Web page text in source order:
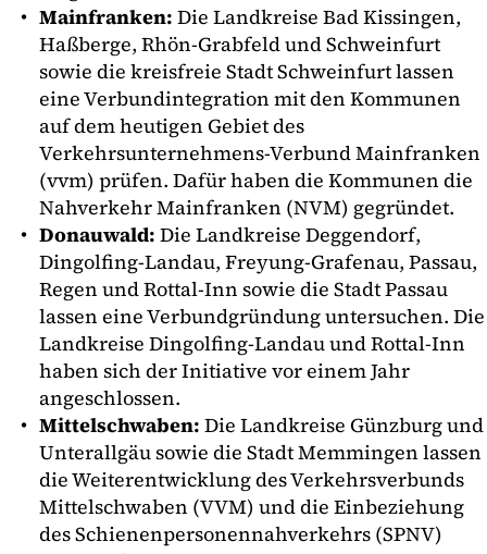
Mainfranken: Die Landkreise Bad Kissingen,
Haßberge, Rhön-Grabfeld und Schweinfurt
sowie die kreisfreie Stadt Schweinfurt lassen
eine Verbundintegration mit den Kommunen
auf dem heutigen Gebiet des
Verkehrsunternehmens-Verbund Mainfranken
(vvm) prüfen. Dafür haben die Kommunen die
Nahverkehr Mainfranken (NVM) gegründet.
Donauwald: Die Landkreise Deggendorf,
Dingolfing-Landau, Freyung-Grafenau, Passau,
Regen und Rottal-Inn sowie die Stadt Passau
lassen eine Verbundgründung untersuchen. Die
Landkreise Dingolfing-Landau und Rottal-Inn
haben sich der Initiative vor einem Jahr
angeschlossen.
Mittelschwaben: Die Landkreise Günzburg und
Unterallgäu sowie die Stadt Memmingen lassen
die Weiterentwicklung des Verkehrsverbunds
Mittelschwaben (VVM) und die Einbeziehung
des Schienenpersonennahverkehrs (SPNV)